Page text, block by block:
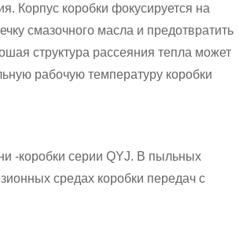
Корпус коробки фокусируется на
смазочного масла и предотвратить
структура рассеяния тепла может
рабочую температуру коробки
-коробки серии QYJ. В пыльных
средах коробки передач с